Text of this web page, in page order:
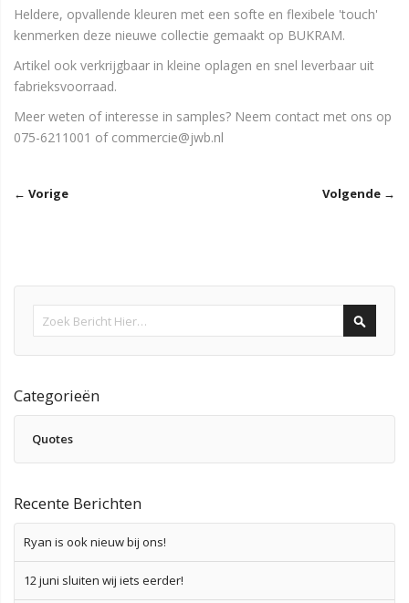
Heldere, opvallende kleuren met een softe en flexibele 'touch'
kenmerken deze nieuwe collectie gemaakt op BUKRAM.
Artikel ook verkrijgbaar in kleine oplagen en snel leverbaar uit
fabrieksvoorraad.
Meer weten of interesse in samples? Neem contact met ons op
075-6211001 of commercie@jwb.nl
← Vorige Volgende →
Search
Categorieën
Quotes
Recente Berichten
Ryan is ook nieuw bij ons!
12 juni sluiten wij iets eerder!